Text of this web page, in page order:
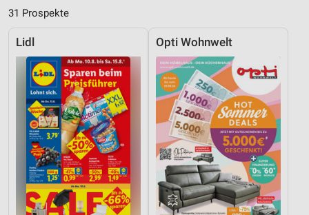
31 Prospekte
Lidl Opti Wohnwelt